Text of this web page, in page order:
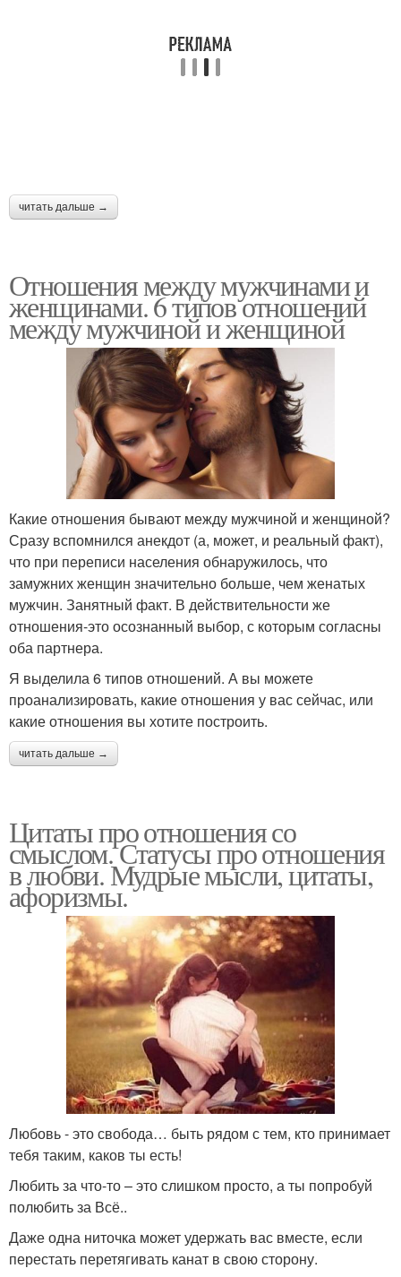
читать дальше →
Отношения между мужчинами и
женщинами. 6 типов отношений
между мужчиной и женщиной
Какие отношения бывают между мужчиной и женщиной?
Сразу вспомнился анекдот (а, может, и реальный факт),
что при переписи населения обнаружилось, что
замужних женщин значительно больше, чем женатых
мужчин. Занятный факт. В действительности же
отношения-это осознанный выбор, с которым согласны
оба партнера.
Я выделила 6 типов отношений. А вы можете
проанализировать, какие отношения у вас сейчас, или
какие отношения вы хотите построить.
читать дальше →
Цитаты про отношения со
смыслом. Статусы про отношения
в любви. Мудрые мысли, цитаты,
афоризмы.
Любовь - это свобода… быть рядом с тем, кто принимает
тебя таким, каков ты есть!
Любить за что-то – это слишком просто, а ты попробуй
полюбить за Всё..
Даже одна ниточка может удержать вас вместе, если
перестать перетягивать канат в свою сторону.